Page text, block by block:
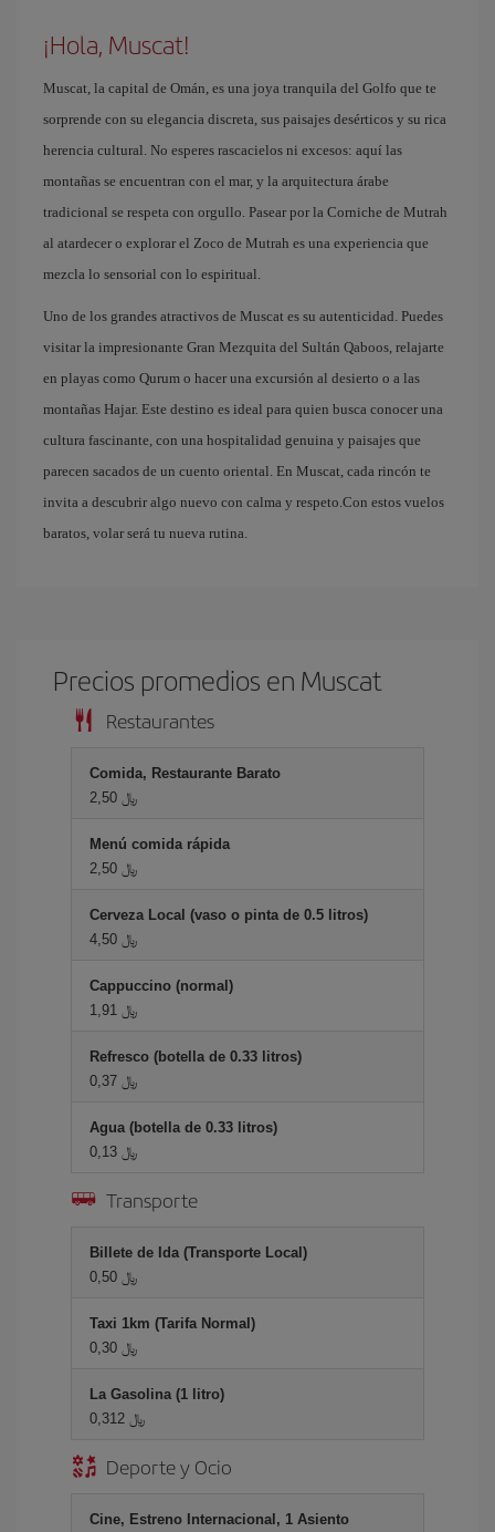
¡Hola, Muscat!
Muscat, la capital de Omán, es una joya tranquila del Golfo que te
sorprende con su elegancia discreta, sus paisajes desérticos y su rica
herencia cultural. No esperes rascacielos ni excesos: aquí las
montañas se encuentran con el mar, y la arquitectura árabe
tradicional se respeta con orgullo. Pasear por la Corniche de Mutrah
al atardecer o explorar el Zoco de Mutrah es una experiencia que
mezcla lo sensorial con lo espiritual.
Uno de los grandes atractivos de Muscat es su autenticidad. Puedes
visitar la impresionante Gran Mezquita del Sultán Qaboos, relajarte
en playas como Qurum o hacer una excursión al desierto o a las
montañas Hajar. Este destino es ideal para quien busca conocer una
cultura fascinante, con una hospitalidad genuina y paisajes que
parecen sacados de un cuento oriental. En Muscat, cada rincón te
invita a descubrir algo nuevo con calma y respeto.Con estos vuelos
baratos, volar será tu nueva rutina.
Precios promedios en Muscat
Restaurantes
Comida, Restaurante Barato
2,50 ﷼
Menú comida rápida
2,50 ﷼
Cerveza Local (vaso o pinta de 0.5 litros)
4,50 ﷼
Cappuccino (normal)
1,91 ﷼
Refresco (botella de 0.33 litros)
0,37 ﷼
Agua (botella de 0.33 litros)
0,13 ﷼
Transporte
Billete de Ida (Transporte Local)
0,50 ﷼
Taxi 1km (Tarifa Normal)
0,30 ﷼
La Gasolina (1 litro)
0,312 ﷼
Deporte y Ocio
Cine, Estreno Internacional, 1 Asiento